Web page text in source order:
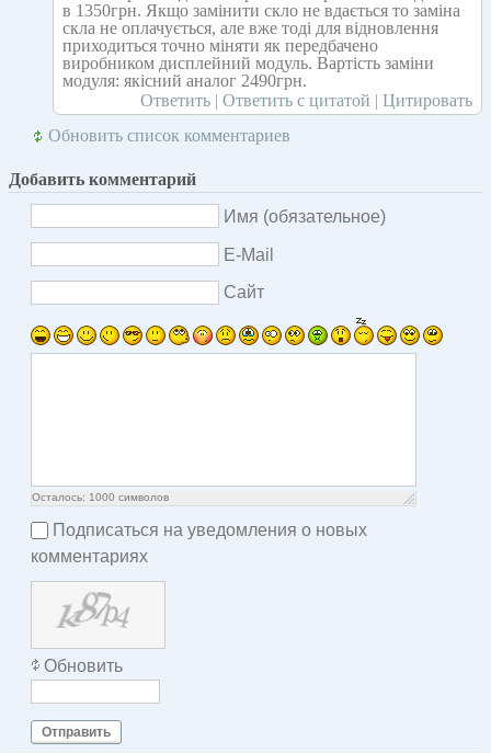
в 1350грн. Якщо замінити скло не вдається то заміна
скла не оплачується, але вже тоді для відновлення
приходиться точно міняти як передбачено
виробником дисплейний модуль. Вартість заміни
модуля: якісний аналог 2490грн.
Ответить | Ответить с цитатой | Цитировать
Обновить список комментариев
Добавить комментарий
Имя (обязательное)
E-Mail
Сайт
Осталось: 1000 символов
Подписаться на уведомления о новых
комментариях
Обновить
Отправить